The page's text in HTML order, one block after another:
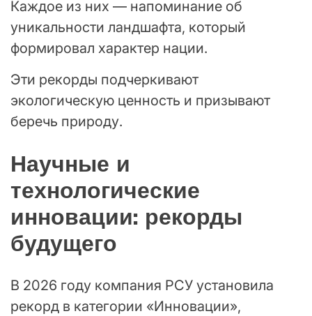
Каждое из них — напоминание об
уникальности ландшафта, который
формировал характер нации.
Эти рекорды подчеркивают
экологическую ценность и призывают
беречь природу.
Научные и
технологические
инновации: рекорды
будущего
В 2026 году компания РСУ установила
рекорд в категории «Инновации»,